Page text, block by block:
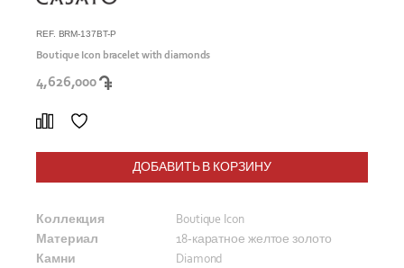
REF. BRM-137BT-P
Boutique Icon bracelet with diamonds
4,626,000
ДОБАВИТЬ В КОРЗИНУ
Коллекция
Boutique Icon
Материал
18-каратное желтое золото
Камни
Diamond